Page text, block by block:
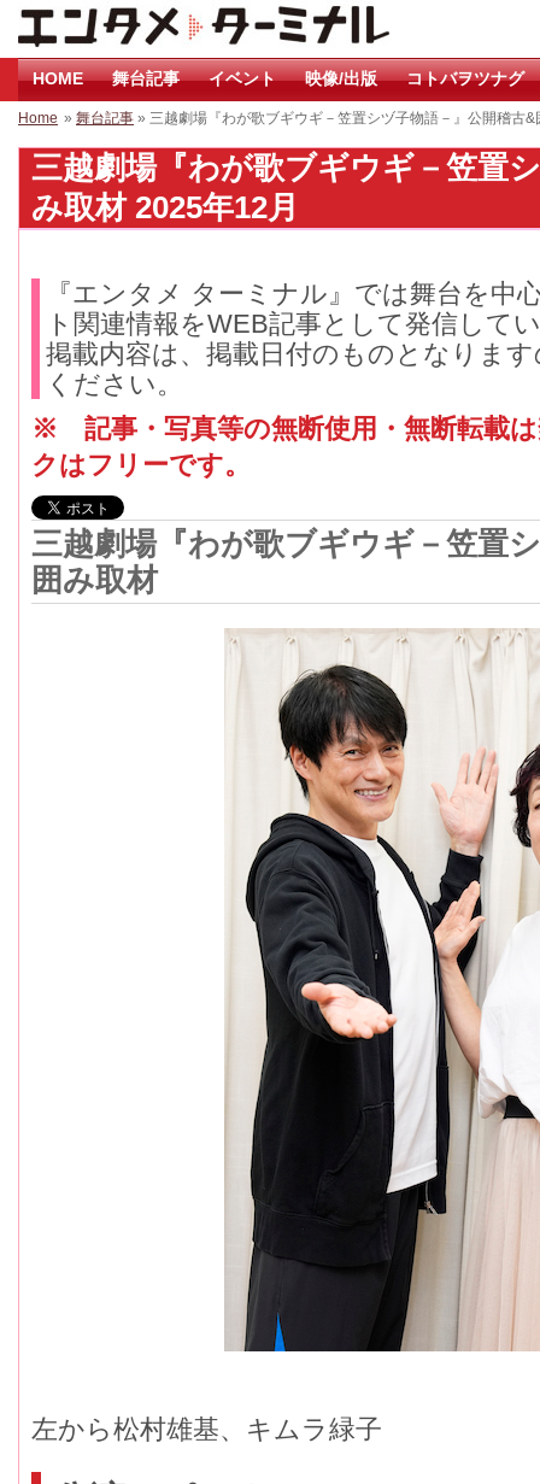
HOME 舞台記事 イベント 映像/出版 コトバヲツナグ
Home » 舞台記事 » 三越劇場『わが歌ブギウギ－笠置シヅ子物語－』公開稽古&
三越劇場『わが歌ブギウギ－笠置
み取材 2025年12月
『エンタメ ターミナル』では舞台を中
ト関連情報をWEB記事として発信して
掲載内容は、掲載日付のものとなりま
ください。
※ 記事・写真等の無断使用・無断転載
クはフリーです。
三越劇場『わが歌ブギウギ－笠置
囲み取材
左から松村雄基、キムラ緑子